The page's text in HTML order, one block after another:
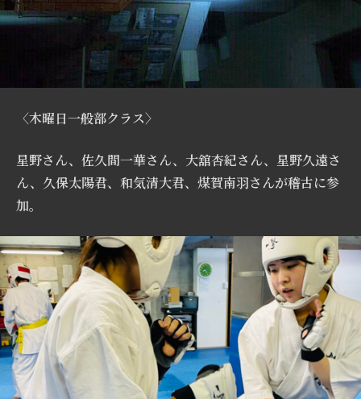
〈木曜日一般部クラス〉
星野さん、佐久間一華さん、大舘杏紀さん、星野久遠さ
ん、久保太陽君、和気清大君、煤賀南羽さんが稽古に参
加。